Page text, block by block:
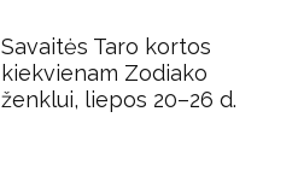
Savaitės Taro kortos
kiekvienam Zodiako
ženklui, liepos 20–26 d.